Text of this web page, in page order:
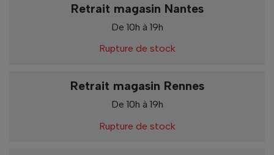
Retrait magasin Nantes
De 10h à 19h
Rupture de stock
Retrait magasin Rennes
De 10h à 19h
Rupture de stock